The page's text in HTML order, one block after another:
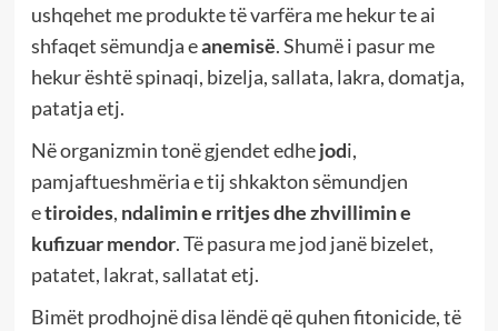
ushqehet me produkte të varfëra me hekur te ai
shfaqet sëmundja eanemisë. Shumë i pasur me
hekur është spinaqi, bizelja, sallata, lakra, domatja,
patatja etj.
Në organizmin tonë gjendet edhejodi,
pamjaftueshmëria e tij shkakton sëmundjen
etiroides, ndalimin e rritjes dhe zhvillimin e
kufizuar mendor. Të pasura me jod janë bizelet,
patatet, lakrat, sallatat etj.
Bimët prodhojnë disa lëndë që quhen fitonicide, të